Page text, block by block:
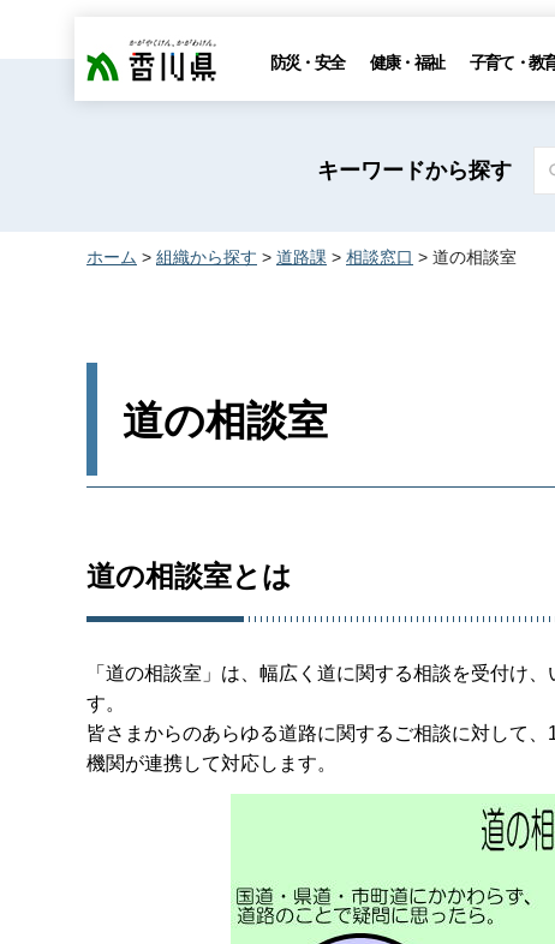
香川県 防災・安全 健康・福祉 子育て・教
キーワードから探す
ホーム > 組織から探す > 道路課 > 相談窓口 > 道の相談室
道の相談室
道の相談室とは
「道の相談室」は、幅広く道に関する相談を受付け
す。
皆さまからのあらゆる道路に関するご相談に対して
機関が連携して対応します。